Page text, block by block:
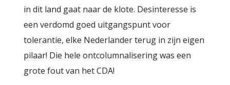
in dit land gaat naar de klote. Desinteresse is
een verdomd goed uitgangspunt voor
tolerantie, elke Nederlander terug in zijn eigen
pilaar! Die hele ontcolumnalisering was een
grote fout van het CDA!